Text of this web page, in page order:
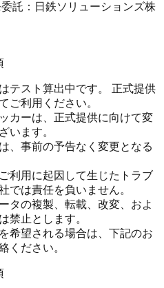
託：日鉄ソリューションズ株
テスト算出中です。 正式提供
ご利用ください。
カーは、正式提供に向けて変
います。
、事前の予告なく変更となる
利用に起因して生じたトラブ
では責任を負いません。
タの複製、転載、改変、およ
禁止とします。
希望される場合は、下記のお
ください。